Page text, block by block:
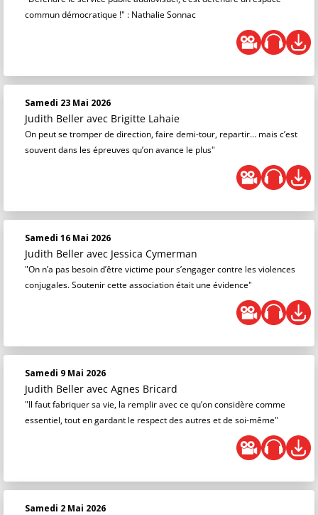
commun démocratique !" : Nathalie Sonnac
Samedi 23 Mai 2026
Judith Beller avec Brigitte Lahaie
On peut se tromper de direction, faire demi-tour, repartir… mais c’est
souvent dans les épreuves qu’on avance le plus"
Samedi 16 Mai 2026
Judith Beller avec Jessica Cymerman
"On n’a pas besoin d’être victime pour s’engager contre les violences
conjugales. Soutenir cette association était une évidence"
Samedi 9 Mai 2026
Judith Beller avec Agnes Bricard
"Il faut fabriquer sa vie, la remplir avec ce qu’on considère comme
essentiel, tout en gardant le respect des autres et de soi-même"
Samedi 2 Mai 2026